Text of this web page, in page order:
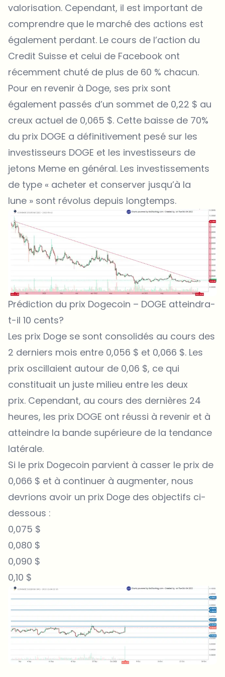
valorisation. Cependant, il est important de
comprendre que le marché des actions est
également perdant. Le cours de l’action du
Credit Suisse et celui de Facebook ont ​​
récemment chuté de plus de 60 % chacun.
Pour en revenir à Doge, ses prix sont
également passés d’un sommet de 0,22 $ au
creux actuel de 0,065 $. Cette baisse de 70%
du prix DOGE a définitivement pesé sur les
investisseurs DOGE et les investisseurs de
jetons Meme en général. Les investissements
de type « acheter et conserver jusqu’à la
lune » sont révolus depuis longtemps.
Prédiction du prix Dogecoin – DOGE atteindra-
t-il 10 cents?
Les prix Doge se sont consolidés au cours des
2 derniers mois entre 0,056 $ et 0,066 $. Les
prix oscillaient autour de 0,06 $, ce qui
constituait un juste milieu entre les deux
prix. Cependant, au cours des dernières 24
heures, les prix DOGE ont réussi à revenir et à
atteindre la bande supérieure de la tendance
latérale.
Si le prix Dogecoin parvient à casser le prix de
0,066 $ et à continuer à augmenter, nous
devrions avoir un prix Doge des objectifs ci-
dessous :
0,075 $
0,080 $
0,090 $
0,10 $